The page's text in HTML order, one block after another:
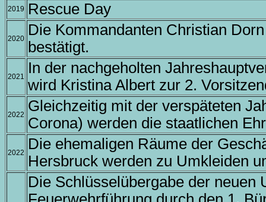
2019 Rescue Day
2020
Die Kommandanten Christian
bestätigt.
2021
In der nachgeholten
wird Kristina Albert zur 2.
2022
Gleichzeitig mit der verspäteten
Corona) werden die staatlichen
2022
Die ehemaligen Räume der
Hersbruck werden zu Umkleiden
Die Schlüsselübergabe der neuen